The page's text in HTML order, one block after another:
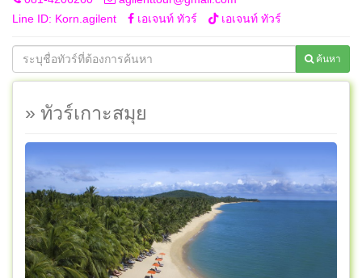
Line ID: Korn.agilent
เอเจนท์ ทัวร์ เอเจนท์ ทัวร์
ค้นหา
» ทัวร์เกาะสมุย